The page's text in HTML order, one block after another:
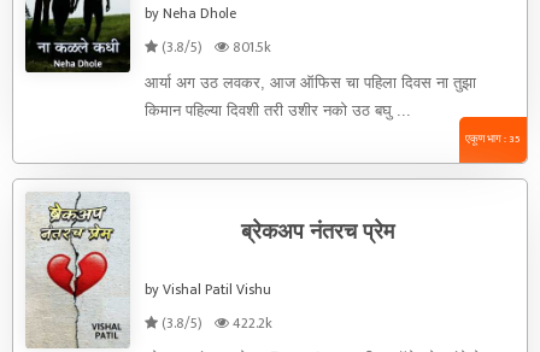
by Neha Dhole
(3.8/5)
801.5k
आर्या अग उठ लवकर, आज ऑफिस चा पहिला दिवस ना तुझा
किमान पहिल्या दिवशी तरी उशीर नको उठ बघु ...
एकूण भाग : 35
ब्रेकअप नंतरच प्रेम
by Vishal Patil Vishu
(3.8/5)
422.2k